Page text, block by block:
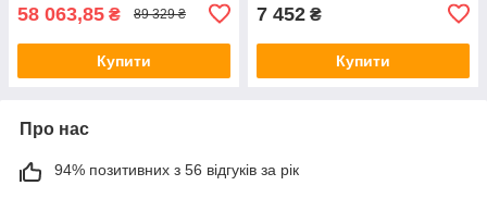
58 063,85 ₴ 89 329 ₴
Купити
7 452 ₴
Купити
Про нас
94% позитивних з 56 відгуків за рік